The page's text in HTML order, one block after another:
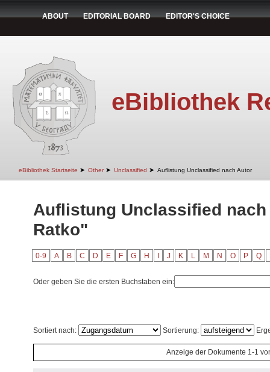
ABOUT EDITORIAL BOARD EDITOR'S CHOICE
eBibliothek
eBibliothek Startseite ➤ Other ➤ Unclassified ➤ Auflistung Unclassified nach Autor
Auflistung Unclassified
Ratko"
0-9 A B C D E F G H J K L M N O P Q
Oder geben Sie die ersten Buchstaben ein:
Sortiert nach: Sortierung:
Anzeige der Dokumente 1-1